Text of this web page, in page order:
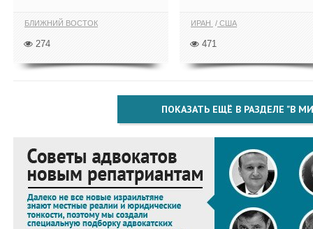
БЛИЖНИЙ ВОСТОК
274
ИРАН США
471
ПОКАЗАТЬ ЕЩЁ В РАЗДЕЛЕ "В